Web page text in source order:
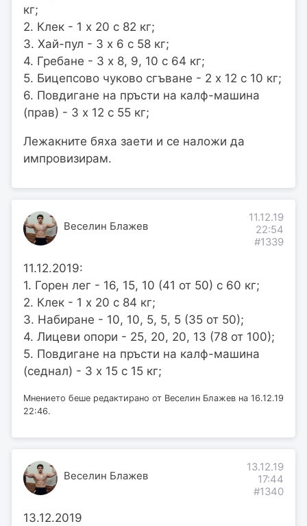
кг;
2. Клек - 1 х 20 с 82 кг;
3. Хай-пул - 3 х 6 с 58 кг;
4. Гребане - 3 х 8, 9, 10 с 64 кг;
5. Бицепсово чуково сгъване - 2 х 12 с 10 кг;
6. Повдигане на пръсти на калф-машина
(прав) - 3 х 12 с 55 кг;
Лежакните бяха заети и се наложи да
импровизирам.
Веселин Блажев
11.12.19
22:54
#1339
11.12.2019:
1. Горен лег - 16, 15, 10 (41 от 50) с 60 кг;
2. Клек - 1 х 20 с 84 кг;
3. Набиране - 10, 10, 5, 5, 5 (35 от 50);
4. Лицеви опори - 25, 20, 20, 13 (78 от 100);
5. Повдигане на пръсти на калф-машина
(седнал) - 3 х 15 с 15 кг;
Мнението беше редактирано от Веселин Блажев на 16.12.19
22:46.
Веселин Блажев
13.12.19
17:44
#1340
13.12.2019